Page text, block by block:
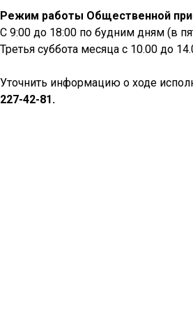
Режим работы Общественной
С 9:00 до 18:00 по будним дням (в
Третья суббота месяца с 10.00 до
Уточнить информацию о ходе
227-42-81.